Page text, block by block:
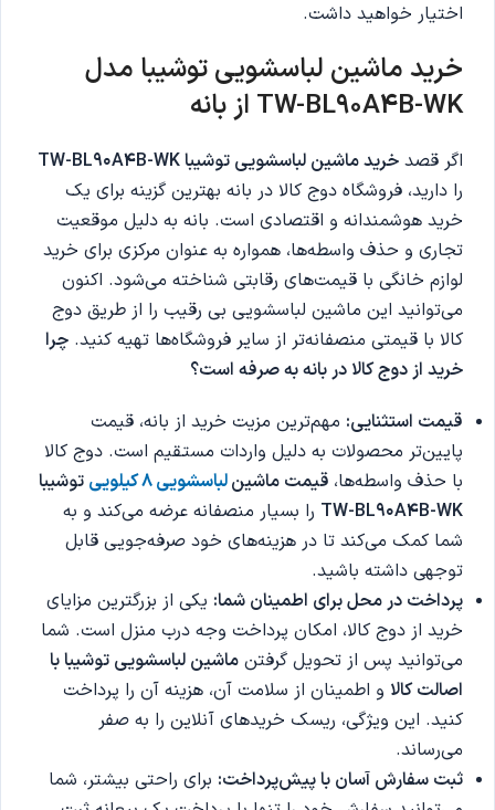
اختیار خواهید داشت.
خرید ماشین لباسشویی توشیبا مدل
TW-BL90A4B-WK از بانه
اگر قصد خریدماشین لباسشویی توشیبا TW-BL90A4B-WK
را دارید، فروشگاه دوج کالا در بانه بهترین گزینه برای یک
خرید هوشمندانه و اقتصادی است. بانه به دلیل موقعیت
تجاری و حذف واسطه‌ها، همواره به عنوان مرکزی برای خرید
لوازم خانگی با قیمت‌های رقابتی شناخته می‌شود. اکنون
می‌توانید این ماشین لباسشویی بی رقیب را از طریق دوج
کالا با قیمتی منصفانه‌تر از سایر فروشگاه‌ها تهیه کنید. چرا
خرید از دوج کالا در بانه به صرفه است؟
قیمت استثنایی: مهم‌ترین مزیت خرید از بانه، قیمت
پایین‌تر محصولات به دلیل واردات مستقیم است. دوج کالا
با حذف واسطه‌ها، قیمت ماشینلباسشویی 8 کیلویی
توشیبا
TW-BL90A4B-WK را بسیار منصفانه عرضه می‌کند و به
شما کمک می‌کند تا در هزینه‌های خود صرفه‌جویی قابل
توجهی داشته باشید.
پرداخت در محل برای اطمینان شما: یکی از بزرگترین مزایای
خرید از دوج کالا، امکان پرداخت وجه درب منزل است. شما
می‌توانید پس از تحویل گرفتن ماشین لباسشویی توشیبا با
اصالت کالا و اطمینان از سلامت آن، هزینه آن را پرداخت
کنید. این ویژگی، ریسک خریدهای آنلاین را به صفر
می‌رساند.
ثبت سفارش آسان با پیش‌پرداخت: برای راحتی بیشتر، شما